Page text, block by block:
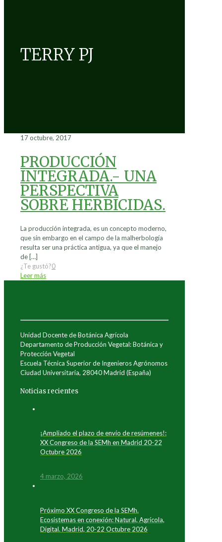
TERRY PJ
17 octubre, 2017
PRODUCCIÓN
INTEGRADA.- UNA
PERSPECTIVA
SOBRE HERBICIDAS.
La producción integrada, es un concepto moderno,
que sin embargo en el campo de la malherbología
resulta ser una práctica antigua, ya que el manejo
de […]
¿Te gustó?0
Leer más
Unidad Docente de Botánica Agrícola
Departamento de Producción Vegetal: Botánica y
Protección Vegetal
Escuela Técnica Superior de Ingenieros Agrónomos
Ciudad Universitaria, 28040 Madrid (España)
Noticias recientes
¡Ampliado el plazo de envío de resúmenes!:
XX Congreso de la SEMh en Madrid 20-22
Octubre 2026
4 marzo, 2026
Próximo XX Congreso de la SEMh.
Ecosistemas en conexión: Natural, Agrícola,
Digital. Madrid, 20-22 Octubre 2026